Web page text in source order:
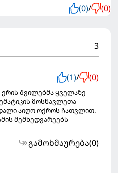
(0)/ (0)
3
(1)/ (0)
ერის შვილებმა ყველაზე
მოსწავლეთა
აიღო ოქროს ჩათვლით.
შემხედვარეებს
გამოხმაურება(0)